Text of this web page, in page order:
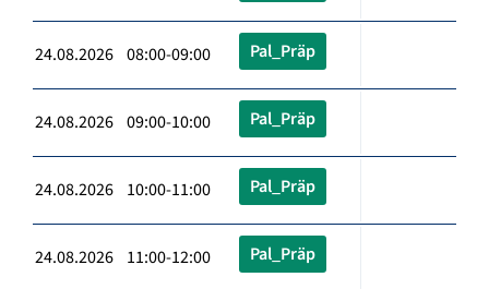
24.08.2026 08:00-09:00 Pal_Präp
24.08.2026 09:00-10:00 Pal_Präp
24.08.2026 10:00-11:00 Pal_Präp
24.08.2026 11:00-12:00 Pal_Präp